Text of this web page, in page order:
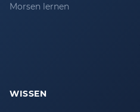
Morsen lernen
WISSEN